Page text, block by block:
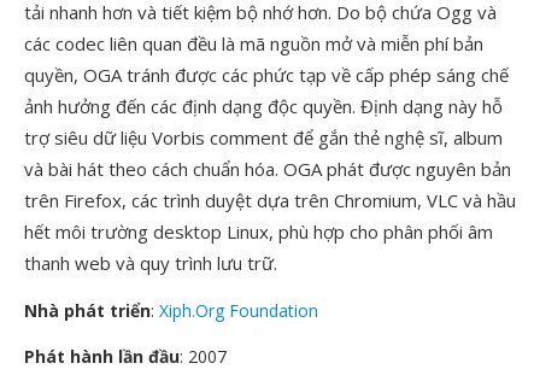
tải nhanh hơn và tiết kiệm bộ nhớ hơn. Do bộ chứa Ogg và
các codec liên quan đều là mã nguồn mở và miễn phí bản
quyền, OGA tránh được các phức tạp về cấp phép sáng chế
ảnh hưởng đến các định dạng độc quyền. Định dạng này hỗ
trợ siêu dữ liệu Vorbis comment để gắn thẻ nghệ sĩ, album
và bài hát theo cách chuẩn hóa. OGA phát được nguyên bản
trên Firefox, các trình duyệt dựa trên Chromium, VLC và hầu
hết môi trường desktop Linux, phù hợp cho phân phối âm
thanh web và quy trình lưu trữ.
Nhà phát triển: Xiph.Org Foundation
Phát hành lần đầu: 2007